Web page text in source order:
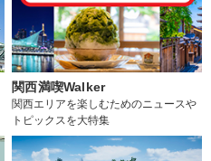
関西満喫Walker
関西エリアを楽しむためのニュースや
トピックスを大特集